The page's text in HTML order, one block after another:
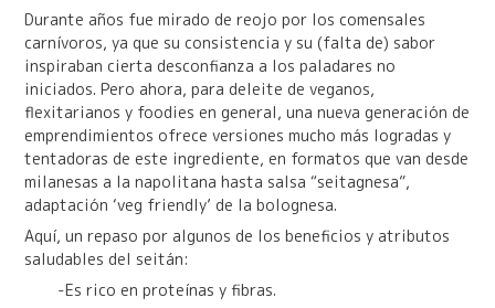
Durante años fue mirado de reojo por los comensales
carnívoros, ya que su consistencia y su (falta de) sabor
inspiraban cierta desconfianza a los paladares no
iniciados. Pero ahora, para deleite de veganos,
flexitarianos y foodies en general, una nueva generación de
emprendimientos ofrece versiones mucho más logradas y
tentadoras de este ingrediente, en formatos que van desde
milanesas a la napolitana hasta salsa “seitagnesa”,
adaptación ‘veg friendly’ de la bolognesa.
Aquí, un repaso por algunos de los beneficios y atributos
saludables del seitán:
-Es rico en proteínas y fibras.